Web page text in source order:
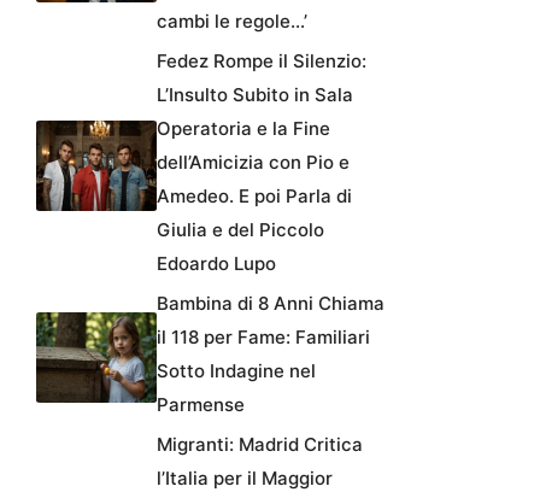
cambi le regole…’
Fedez Rompe il Silenzio:
L’Insulto Subito in Sala
Operatoria e la Fine
dell’Amicizia con Pio e
Amedeo. E poi Parla di
Giulia e del Piccolo
Edoardo Lupo
Bambina di 8 Anni Chiama
il 118 per Fame: Familiari
Sotto Indagine nel
Parmense
Migranti: Madrid Critica
l’Italia per il Maggior